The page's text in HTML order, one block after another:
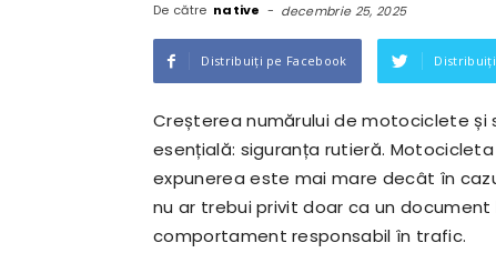
De către native - decembrie 25, 2025
Distribuiți pe Facebook
Creșterea numărului de motociclete
esențială: siguranța rutieră.
expunerea este mai mare decât în
nu ar trebui privit doar ca un
comportament responsabil în trafic.